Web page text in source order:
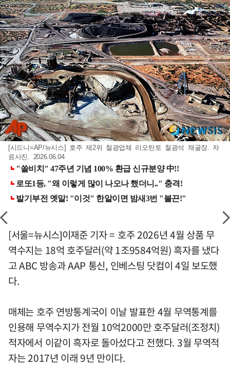
[시드니=AP/뉴시스] 호주 제2위 철광업체 리오틴토 철광석 채굴장. 자
료사진. 2026.06.04
[서울=뉴시스]이재준 기자 = 호주 2026년 4월 상품 무
역수지는 18억 호주달러(약 1조9584억원) 흑자를 냈다
고 ABC 방송과 AAP 통신, 인베스팅 닷컴이 4일 보도했
다.
매체는 호주 연방통계국이 이날 발표한 4월 무역통계를
인용해 무역수지가 전월 10억2000만 호주달러(조정치)
적자에서 이같이 흑자로 돌아섰다고 전했다. 3월 무역적
자는 2017년 이래 9년 만이다.